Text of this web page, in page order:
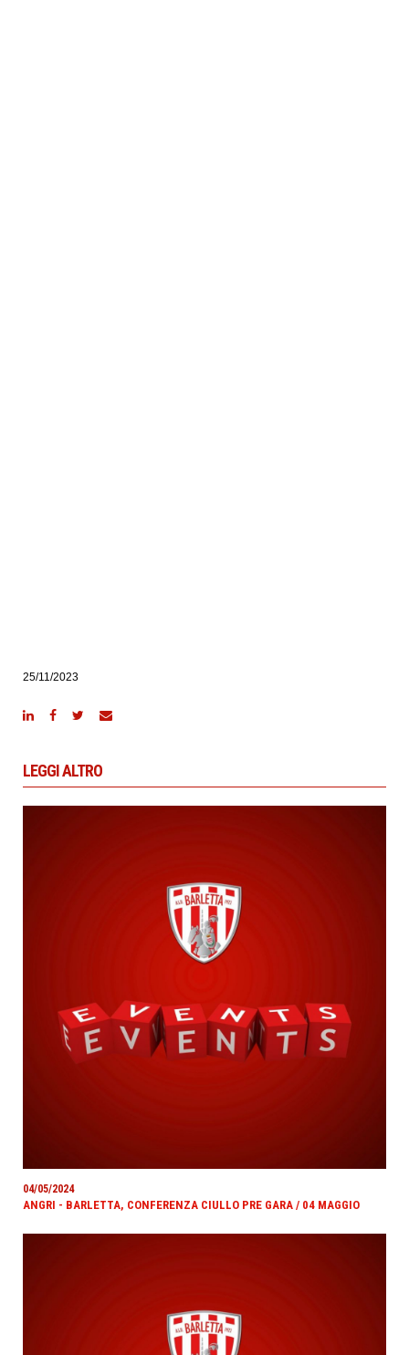
25/11/2023
LEGGI ALTRO
04/05/2024
ANGRI - BARLETTA, CONFERENZA CIULLO PRE GARA / 04 MAGGIO